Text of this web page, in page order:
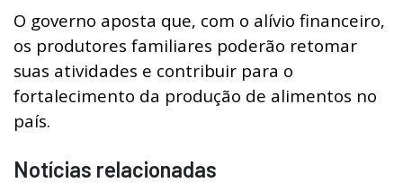
O governo aposta que, com o alívio financeiro,
os produtores familiares poderão retomar
suas atividades e contribuir para o
fortalecimento da produção de alimentos no
país.
Notícias relacionadas